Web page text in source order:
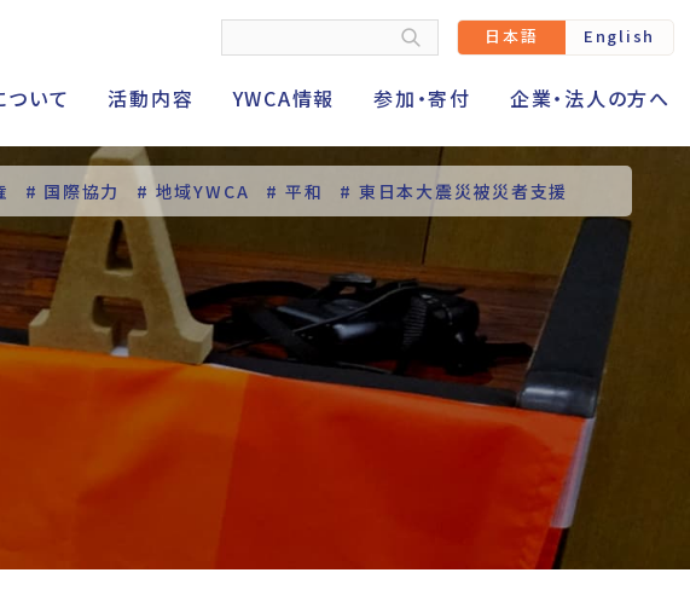
日本語 English
ついて 活動内容 YWCA情報 参加・寄付 企業・法人の方へ
# 国際協力 # 地域YWCA # 平和 # 東日本大震災被災者支援